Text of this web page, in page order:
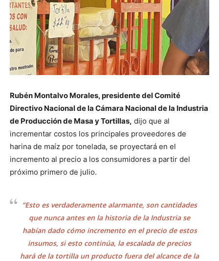
Rubén Montalvo Morales, presidente del Comité
Directivo Nacional de la Cámara Nacional de la Industria
de Producción de Masa y Tortillas, dijo que al
incrementar costos los principales proveedores de
harina de maíz por tonelada, se proyectará en el
incremento al precio a los consumidores a partir del
próximo primero de julio.
“Esto es verdaderamente alarmante, son cantidades
que nunca antes en la historia de la Industria se
habían dado cómo incremento en el precio de estos
insumos, si esto continúa, la escalada de precios
hará de la tortilla un producto fuera del alcance de la